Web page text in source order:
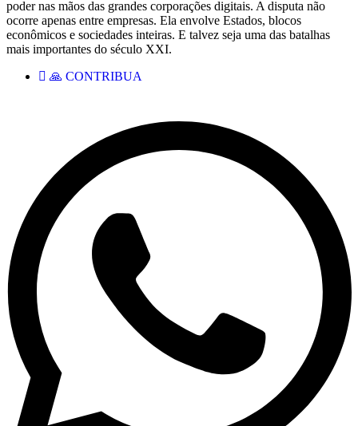
poder nas mãos das grandes corporações digitais. A disputa não
ocorre apenas entre empresas. Ela envolve Estados, blocos
econômicos e sociedades inteiras. E talvez seja uma das batalhas
mais importantes do século XXI.
🙏 CONTRIBUA